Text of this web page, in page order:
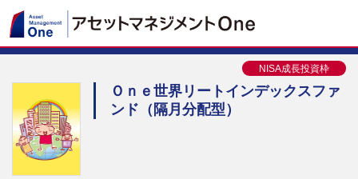
NISA成長投資枠
Ｏｎｅ世界リートインデックスファ
ンド（隔月分配型）